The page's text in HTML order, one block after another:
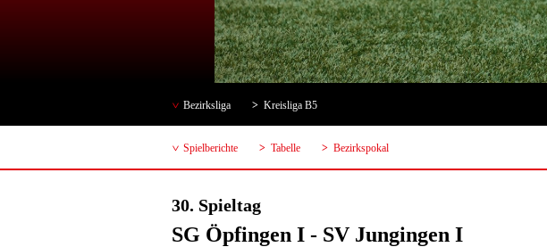
Bezirksliga Kreisliga B5
Spielberichte Tabelle Bezirkspokal
30. Spieltag
SG Öpfingen I - SV Jungingen I